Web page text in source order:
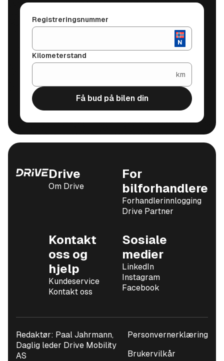
Ønsker du bare å selge bilen din kan den være av
interesse for oss, vi er i utgangspunktet best på egne
merker, men alt nyere enn 2017 modell er av interesse.
Ta kontakt med oss for et uforpliktende tilbud.
Lars Kjeldstadli
Finansiering
Vi har meget fordelaktige og prisdyktige finansiering-
og forsikringsløsninger. Vi hjelper deg med å finne den
Vi kan transportere bilen over hele Norge, spør oss
gjerne om pristilbud på frakt til ditt hjemsted.
Vi bestreber oss på å alltid gi korrekt info om bilene vi
Registreringsnummer
Kilometerstand
km
Få bud på bilen din
Drive
Om Drive
For
bilforhandlere
Forhandlerinnlogging
Drive Partner
Kontakt
oss og
hjelp
Kundeservice
Kontakt oss
Sosiale
medier
LinkedIn
Instagram
Facebook
Redaktør: Paal Jahrmann,
Daglig leder Drive Mobility
AS
Personvernerklæring
Brukervilkår